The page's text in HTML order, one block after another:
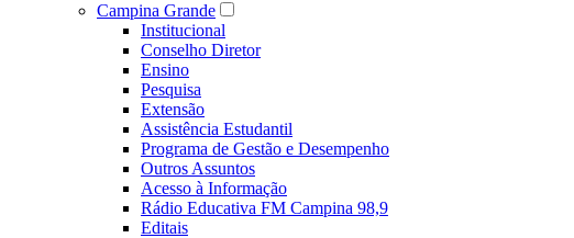
Campina Grande
Institucional
Conselho Diretor
Ensino
Pesquisa
Extensão
Assistência Estudantil
Programa de Gestão e Desempenho
Outros Assuntos
Acesso à Informação
Rádio Educativa FM Campina 98,9
Editais